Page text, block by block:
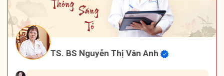
TS. BS Nguyễn Thị Vân Anh